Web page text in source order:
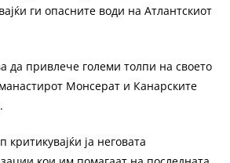
ги опасните води на Атлантскиот
да привлече големи толпи на своето
Монсерат и Канарските
ја неговата